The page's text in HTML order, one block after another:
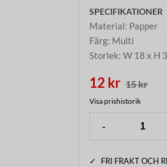
SPECIFIKATIONER
Material: Papper
Färg: Multi
Storlek:W 18 x H
12 kr 15 kr
Visa prishistorik
-
✓
FRI FRAKT OCH